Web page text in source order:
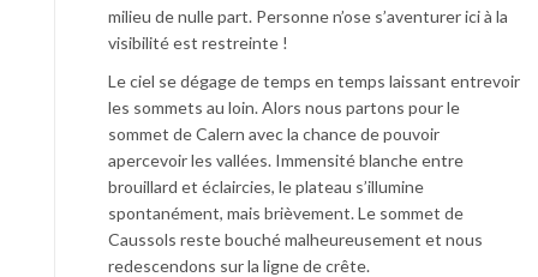
milieu de nulle part. Personne n’ose s’aventurer ici à la
visibilité est restreinte !
Le ciel se dégage de temps en temps laissant entrevoir
les sommets au loin. Alors nous partons pour le
sommet de Calern avec la chance de pouvoir
apercevoir les vallées. Immensité blanche entre
brouillard et éclaircies, le plateau s’illumine
spontanément, mais brièvement. Le sommet de
Caussols reste bouché malheureusement et nous
redescendons sur la ligne de crête.